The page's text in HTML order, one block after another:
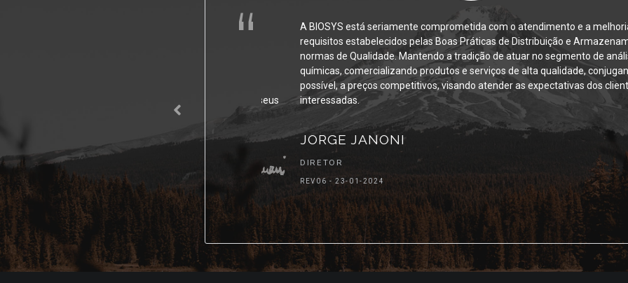
A BIOSYS está seriamente comprometida com o atendimento e a melhoria
requisitos estabelecidos pelas Boas Práticas de Distribuição e Armazenamento
normas de Qualidade. Mantendo a tradição de atuar no segmento de análises
químicas, comercializando produtos e serviços de alta qualidade, conjugando,
possível, a preços competitivos, visando atender as expectativas dos clientes e
interessadas.
JORGE JANONI
DIRETOR
REV06 - 23-01-2024